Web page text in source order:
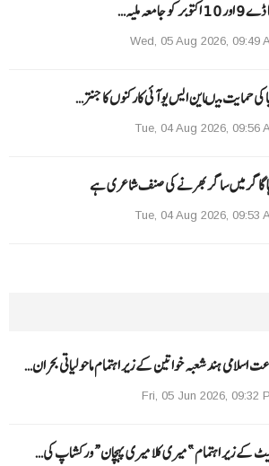
کو جامعہ ملیہ…
Wed, 05 Aug 2026, 09:49
کی حمایت میںاین ایس یو آئی کارکنوں کا جنتر…
Tue, 04 Aug 2026, 09:56
گاگر میں ساگر بھرنے کی صنف شاعری ہے
Tue, 04 Aug 2026, 09:53
اسلامی ہند شعبہ خواتین کے زیر اہتمام ماحولیاتی بحران…
Fri, 05 Jun 2026, 09:32
کے زیر اہتمام ”میری کلا میری پہچان“ ورکشاپ کی…